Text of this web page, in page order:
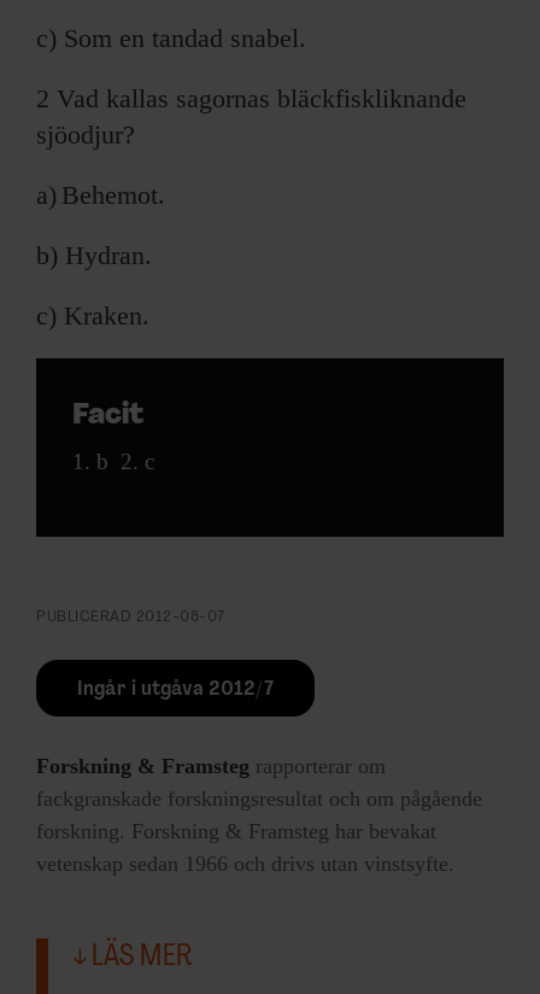
SKRIV I F&F
PRENUMERERA PÅ F&F
ANNONSERA I F&F
OM F&F
c) Som en tandad snabel.
2 Vad kallas sagornas bläckfiskliknande
sjöodjur?
a) Behemot.
b) Hydran.
c) Kraken.
Facit
1. b 2. c
PUBLICERAD 2012-08-07
Ingår i utgåva 2012/7
Forskning & Framsteg rapporterar om
fackgranskade forskningsresultat och om pågående
forskning. Forskning & Framsteg har bevakat
vetenskap sedan 1966 och drivs utan vinstsyfte.
LÄS MER